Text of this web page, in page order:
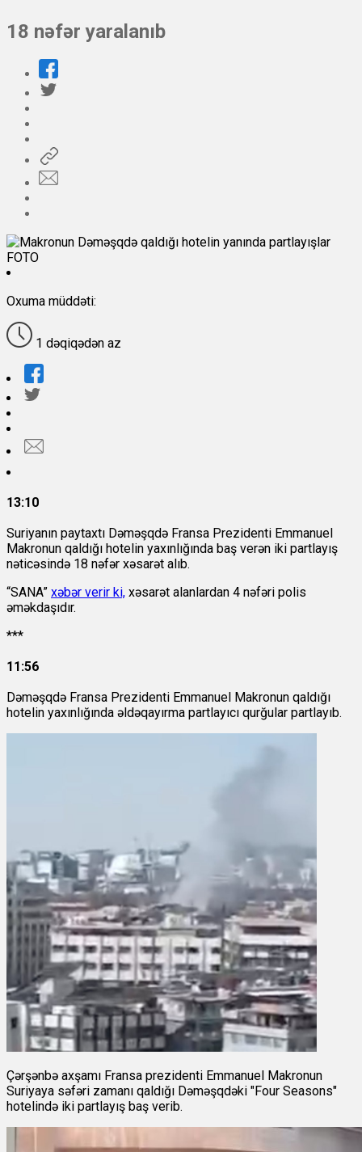
18 nəfər yaralanıb
Oxuma müddəti:
1 dəqiqədən az
13:10
Suriyanın paytaxtı Dəməşqdə Fransa Prezidenti Emmanuel
Makronun qaldığı hotelin yaxınlığında baş verən iki partlayış
nəticəsində 18 nəfər xəsarət alıb.
“SANA” xəbər verir ki, xəsarət alanlardan 4 nəfəri polis
əməkdaşıdır.
***
11:56
Dəməşqdə Fransa Prezidenti Emmanuel Makronun qaldığı
hotelin yaxınlığında əldəqayırma partlayıcı qurğular partlayıb.
Çərşənbə axşamı Fransa prezidenti Emmanuel Makronun
Suriyaya səfəri zamanı qaldığı Dəməşqdəki "Four Seasons"
hotelində iki partlayış baş verib.